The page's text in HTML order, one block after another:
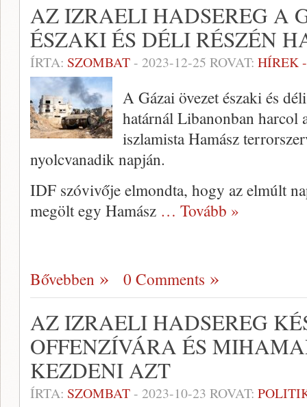
AZ IZRAELI HADSEREG A
ÉSZAKI ÉS DÉLI RÉSZÉN
ÍRTA: SZOMBAT- 2023-12-25 ROVAT: HÍREK
A Gázai övezet északi és
határnál Libanonban harcol
iszlamista Hamász
nyolcvanadik napján.
IDF szóvivője elmondta, hogy az elmúlt
megölt egy Hamász … Tovább »
Bővebben 0 Comments
AZ IZRAELI HADSEREG
OFFENZÍVÁRA ÉS
KEZDENI AZT
ÍRTA: SZOMBAT- 2023-10-23 ROVAT: